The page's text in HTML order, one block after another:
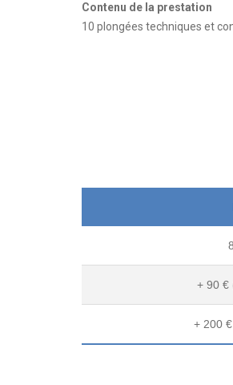
Contenu de la prestation
10 plongées techniques et
+ 90 €
+ 200